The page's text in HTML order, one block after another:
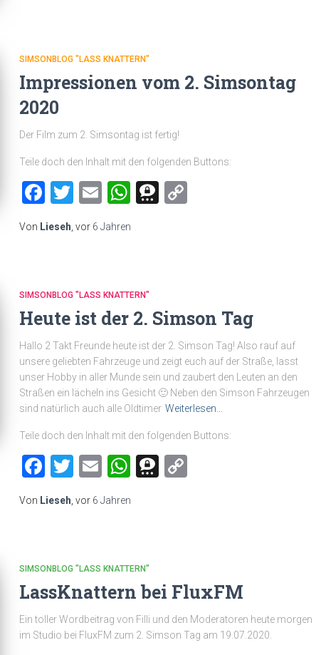
SIMSONBLOG "LASS KNATTERN"
Impressionen vom 2. Simsontag
2020
Der Film zum 2. Simsontag ist fertig!
Teile doch den Inhalt mit den folgenden Buttons:
Facebook
Twitter
EmailWhatsApp
Threema
Von Lieseh , vor 6 Jahren
SIMSONBLOG "LASS KNATTERN"
Heute ist der 2. Simson Tag
Hallo 2 Takt Freunde heute ist der 2. Simson Tag! Also rauf auf
unsere geliebten Fahrzeuge und zeigt euch auf der Straße, lasst
unser Hobby in aller Munde sein und zaubert den Leuten an den
Straßen ein lächeln ins Gesicht 🙂 Neben den Simson Fahrzeugen
sind natürlich auch alle Oldtimer Weiterlesen…
Teile doch den Inhalt mit den folgenden Buttons:
Facebook
Twitter
EmailWhatsApp
Threema
Von Lieseh , vor 6 Jahren
SIMSONBLOG "LASS KNATTERN"
LassKnattern bei FluxFM
Ein toller Wordbeitrag von Filli und den Moderatoren heute morgen
im Studio bei FluxFM zum 2. Simson Tag am 19.07.2020.